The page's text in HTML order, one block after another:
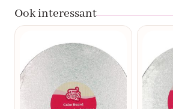
Ook interessant